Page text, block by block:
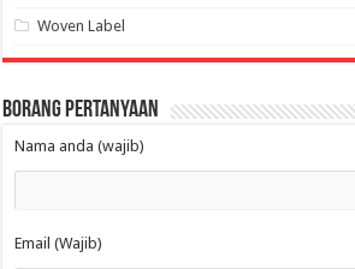
Woven Label
Borang Pertanyaan
Nama anda (wajib)
Email (Wajib)